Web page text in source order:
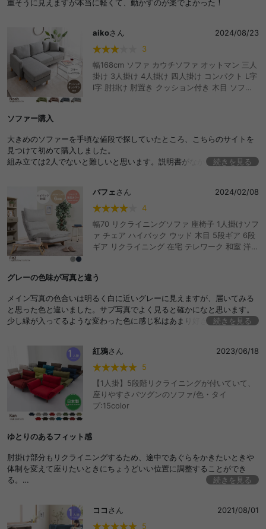
重そうに見えますが本当に軽くて、動かすのが楽でよかった！
aikoさん
2024/08/23
3
幅168cm ソファ カウチソファ オットマン 三人
掛け 3人掛け 4人掛け 四人掛け コンパクト L字
I字 肘掛け 肘置き クッション付き 木目 ソファ
ソファー購入
大きめのソファーを手頃な値段で探していたところ、こちらのサイトを
見つけて初めて購入しました。
組み立ては2人でないと難しいと思います。説明書がなかった為、組み立
という印象でした。
続きを見る
パフェ さん
2024/02/08
4
幅70 リクライニングソファ 座椅子 1人掛けソフ
ァ チェア ハイバック ウッド 木目 5段ギア 6段
ギア リクライニング 在宅 テレワーク 和室 洋室
グレーの色味が写真と違う
メイン写真の色合いは明るく白に近いグレーに見えますが、届いてみる
と思った色と違いました。サブ写真でよく見ると確かになと思います。
少し緑が入ってるような変わった色に感じ私はあまり好きではないと思
続きを見る
紅鴉さん
2023/06/18
5
【1人掛】5段階リクライニングが付いていて、
座りやすさバツグンのソファ/色・タイ
プ:15color
ゆとりのあるフィット感
肘掛け部分もリクライニングするため、途中であぐらをかきたいときや
体制を変えて座りたいときにちょうどいい位置に調整することができ
る。
続きを見る
ココ さん
2021/08/01
5